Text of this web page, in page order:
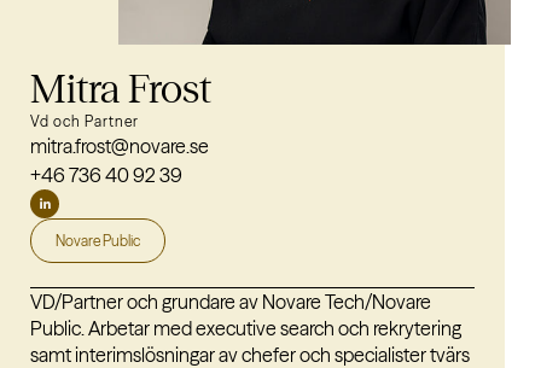
Mitra Frost
Vd och Partner
mitra.frost@novare.se
+46 736 40 92 39
Novare Public
VD/Partner och grundare av Novare Tech/Novare
Public. Arbetar med executive search och rekrytering
samt interimslösningar av chefer och specialister tvärs